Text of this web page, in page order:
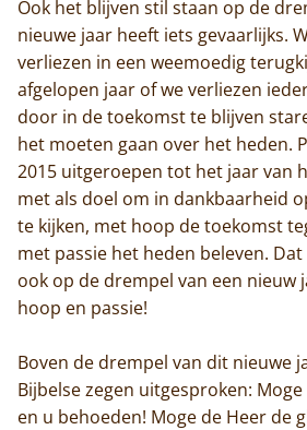
Ook het blijven stil staan op de
nieuwe jaar heeft iets gevaarlijks.
verliezen in een weemoedig
afgelopen jaar of we verliezen
door in de toekomst te blijven
het moeten gaan over het heden.
2015 uitgeroepen tot het jaar van
met als doel om in dankbaarheid
te kijken, met hoop de toekomst
met passie het heden beleven.
ook op de drempel van een nieuw
hoop en passie!
Boven de drempel van dit nieuwe
Bijbelse zegen uitgesproken:
en u behoeden! Moge de Heer de